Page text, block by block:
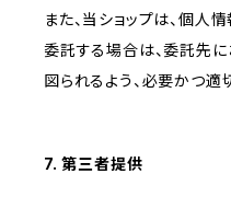
また、当ショップは、個
委託する場合は、委託先
図られるよう、必要かつ適
7. 第三者提供